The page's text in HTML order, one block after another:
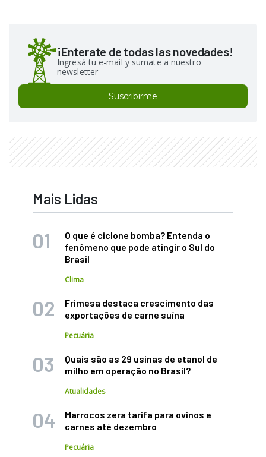
¡Enterate de todas las novedades!
Ingresá tu e-mail y sumate a nuestro
newsletter
Suscribirme
Mais Lidas
O que é ciclone bomba? Entenda o
fenômeno que pode atingir o Sul do
Brasil
Clima
Frimesa destaca crescimento das
exportações de carne suína
Pecuária
Quais são as 29 usinas de etanol de
milho em operação no Brasil?
Atualidades
Marrocos zera tarifa para ovinos e
carnes até dezembro
Pecuária